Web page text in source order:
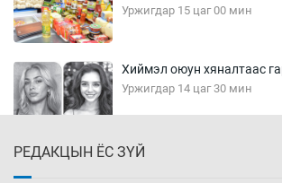
Уржигдар 15 цаг 00 мин
Хиймэл оюун хяналтаас
Уржигдар 14 цаг 30 мин
РЕДАКЦЫН ЁС ЗҮЙ